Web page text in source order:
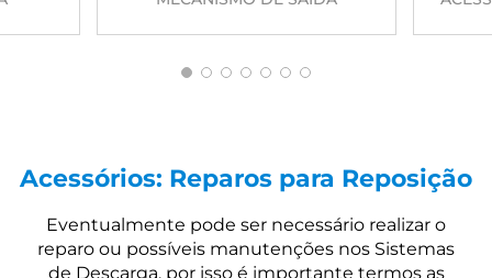
Acessórios: Reparos para Reposição
Eventualmente pode ser necessário realizar o
reparo ou possíveis manutenções nos Sistemas
de Descarga, por isso é importante termos as